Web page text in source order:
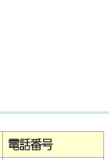
電話番号